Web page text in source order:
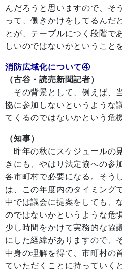
んだろうと思いますので、そ
って、働きかけをしてるんだ
とが、テーブルにつく段階で
しいのではないかということ
消防広域化について④
（古谷・読売新聞記者）
その背景として、例えば、
協に参加しないというような
てくるのではないかという危
（知事）
昨年の秋にスケジュールの
きにも、やはり法定協への参
各市町村で必要になる。そう
は、この年度内のタイミング
中では議会に提案をしても、
のではないかというような危
少し時間をかけて実務的な協
にした経緯がありますので、
中身の理解を得て、市町村の
ていただくことに持っていく